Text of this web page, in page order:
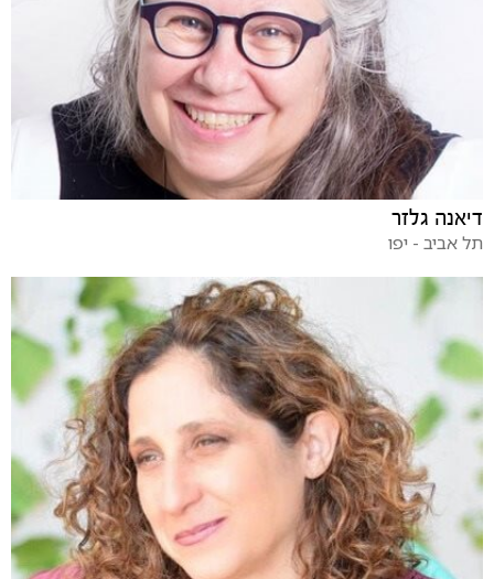
דיאנה גלזר
תל אביב - יפו